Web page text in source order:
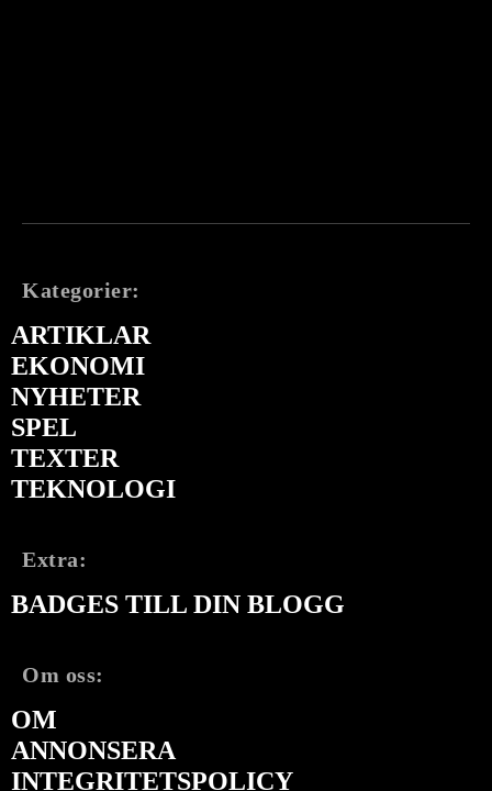
Kategorier:
ARTIKLAR
EKONOMI
NYHETER
SPEL
TEXTER
TEKNOLOGI
Extra:
BADGES TILL DIN BLOGG
Om oss:
OM
ANNONSERA
INTEGRITETSPOLICY